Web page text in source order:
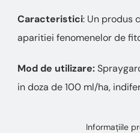
Caracteristici: Un produs
aparitiei fenomenelor de
Mod de utilizare:
in doza de 100 ml/ha,
Informațiile